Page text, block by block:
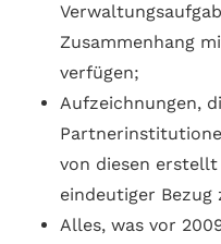
Zusammenhang
verfügen;
Aufzeichnungen,
von diesen
eindeutiger Bezug
Alles, was vor